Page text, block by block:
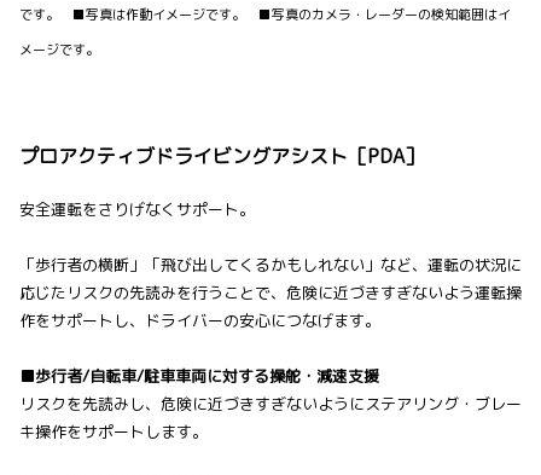
です。 ■写真は作動イメージです。 ■写真のカメラ・レーダーの検知範囲はイ
メージです。
プロアクティブドライビングアシスト［PDA］
安全運転をさりげなくサポート。
「歩行者の横断」「飛び出してくるかもしれない」など、運転の状況に
応じたリスクの先読みを行うことで、危険に近づきすぎないよう運転操
作をサポートし、ドライバーの安心につなげます。
■歩行者/自転車/駐車車両に対する操舵・減速支援
リスクを先読みし、危険に近づきすぎないようにステアリング・ブレー
キ操作をサポートします。